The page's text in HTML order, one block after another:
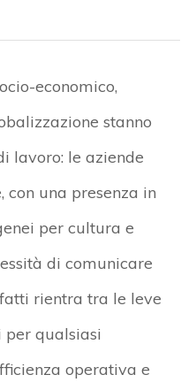
economico,
stanno
lavoro: le aziende
una presenza in
per cultura e
di comunicare
rientra tra le leve
qualsiasi
operativa e